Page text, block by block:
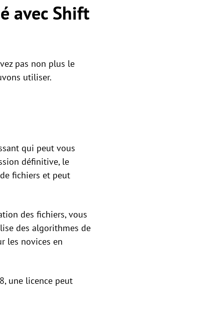
avec Shift
pas non plus le
utiliser.
qui peut vous
définitive, le
fichiers et peut
des fichiers, vous
des algorithmes de
les novices en
une licence peut